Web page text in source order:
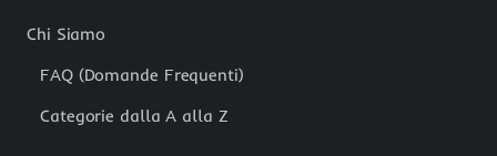
Chi Siamo
FAQ (Domande Frequenti)
Categorie dalla A alla Z